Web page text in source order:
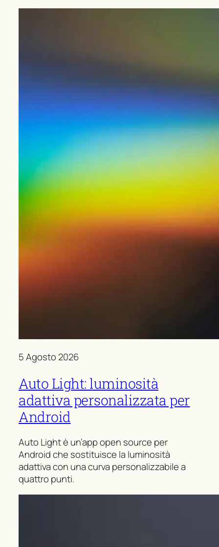
5 Agosto 2026
Auto Light: luminosità
adattiva personalizzata per
Android
Auto Light è un’app open source per
Android che sostituisce la luminosità
adattiva con una curva personalizzabile a
quattro punti.